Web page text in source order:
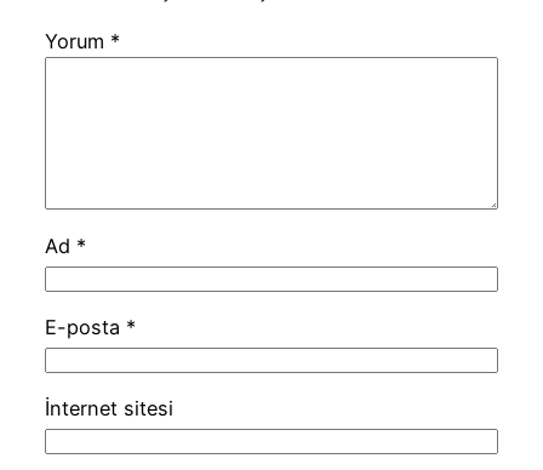
Yorum *
Ad *
E-posta *
İnternet sitesi